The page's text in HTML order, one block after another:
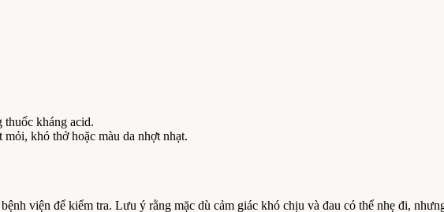
thuốc kháng acid.
khó thở hoặc màu da nhợt nhạt.
viện để kiểm tra. Lưu ý rằng mặc dù cảm giác khó chịu và đau có thể nhẹ đi,